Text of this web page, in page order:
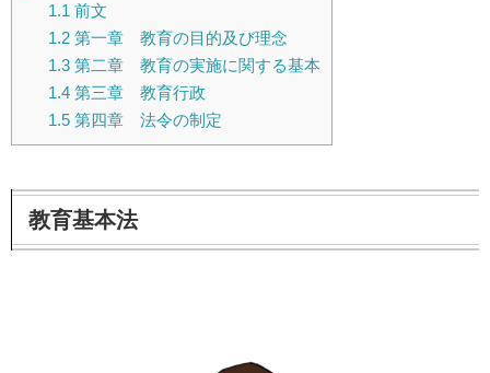
1.1 前文
1.2第一章 教育の目的及び理念
1.3第二章 教育の実施に関する基本
1.4第三章 教育行政
1.5第四章 法令の制定
教育基本法